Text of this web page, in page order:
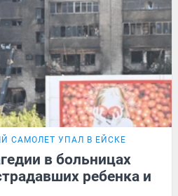
САМОЛЕТ УПАЛ В ЕЙСКЕ
в больницах
ребенка и